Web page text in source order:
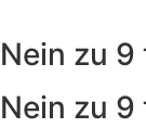
Nein zu 9
Nein zu 9